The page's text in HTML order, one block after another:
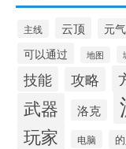
主线 云顶 元气
可以通过 地图
技能 攻略
武器 洛克
玩家 电脑